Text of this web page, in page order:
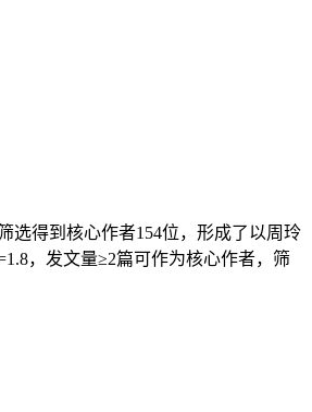
选得到核心作者154位，形成了以周玲
，发文量≥2篇可作为核心作者，筛